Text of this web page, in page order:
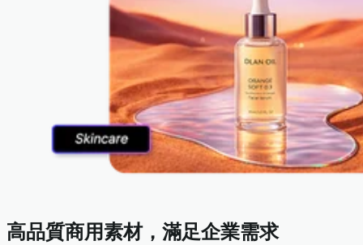
高品質商用素材，滿足企業需求